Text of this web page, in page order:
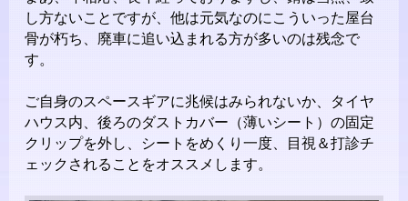
し方ないことですが、他は元気なのにこういった屋台
骨が朽ち、廃車に追い込まれる方が多いのは残念で
す。
ご自身のスペースギアに兆候はみられないか、タイヤ
ハウス内、後ろのダストカバー（薄いシート）の固定
クリップを外し、シートをめくり一度、目視＆打診チ
ェックされることをオススメします。